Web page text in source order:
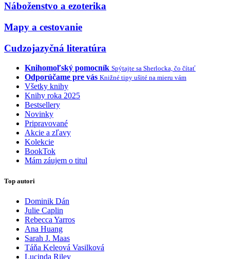
Náboženstvo a ezoterika
Mapy a cestovanie
Cudzojazyčná literatúra
Knihomoľský pomocník Spýtajte sa Sherlocka, čo čítať
Odporúčame pre vás Knižné tipy ušité na mieru vám
Všetky knihy
Knihy roka 2025
Bestsellery
Novinky
Pripravované
Akcie a zľavy
Kolekcie
BookTok
Mám záujem o titul
Top autori
Dominik Dán
Julie Caplin
Rebecca Yarros
Ana Huang
Sarah J. Maas
Táňa Keleová Vasilková
Lucinda Riley